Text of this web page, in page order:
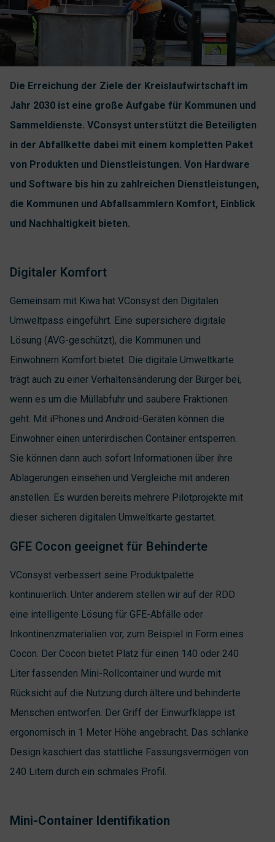
Die Erreichung der Ziele der Kreislaufwirtschaft im
Jahr 2030 ist eine große Aufgabe für Kommunen und
Sammeldienste. VConsyst unterstützt die Beteiligten
in der Abfallkette dabei mit einem kompletten Paket
von Produkten und Dienstleistungen. Von Hardware
und Software bis hin zu zahlreichen Dienstleistungen,
die Kommunen und Abfallsammlern Komfort, Einblick
und Nachhaltigkeit bieten.
Digitaler Komfort
Gemeinsam mit Kiwa hat VConsyst den Digitalen
Umweltpass eingeführt. Eine supersichere digitale
Lösung (AVG-geschützt), die Kommunen und
Einwohnern Komfort bietet. Die digitale Umweltkarte
trägt auch zu einer Verhaltensänderung der Bürger bei,
wenn es um die Müllabfuhr und saubere Fraktionen
geht. Mit iPhones und Android-Geräten können die
Einwohner einen unterirdischen Container entsperren.
Sie können dann auch sofort Informationen über ihre
Ablagerungen einsehen und Vergleiche mit anderen
anstellen. Es wurden bereits mehrere Pilotprojekte mit
dieser sicheren digitalen Umweltkarte gestartet.
GFE Cocon geeignet für Behinderte
VConsyst verbessert seine Produktpalette
kontinuierlich. Unter anderem stellen wir auf der RDD
eine intelligente Lösung für GFE-Abfälle oder
Inkontinenzmaterialien vor, zum Beispiel in Form eines
Cocon. Der Cocon bietet Platz für einen 140 oder 240
Liter fassenden Mini-Rollcontainer und wurde mit
Rücksicht auf die Nutzung durch ältere und behinderte
Menschen entworfen. Der Griff der Einwurfklappe ist
ergonomisch in 1 Meter Höhe angebracht. Das schlanke
Design kaschiert das stattliche Fassungsvermögen von
240 Litern durch ein schmales Profil.
Mini-Container Identifikation